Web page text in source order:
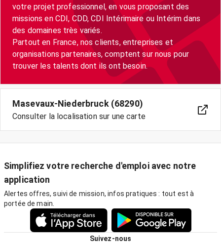
votre projet professionnel, en vous proposant des
missions en CDI, CDD, CDI Intérimaire ou Intérim dans
des domaines très variés.
Partout en France, nos clients, entreprises et
organisations partenaires, comptent sur nous pour
trouver les talents dont ils ont besoin.
Masevaux-Niederbruck (68290)
Consulter la localisation sur une carte
Simplifiez votre recherche d'emploi avec notre
application
Alertes offres, suivi de mission, infos pratiques : tout est à
portée de main.
Suivez-nous